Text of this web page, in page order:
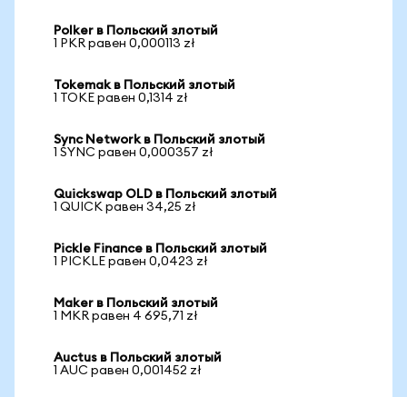
Polker в Польский злотый
1 PKR равен 0,000113 zł
Tokemak в Польский злотый
1 TOKE равен 0,1314 zł
Sync Network в Польский злотый
1 SYNC равен 0,000357 zł
Quickswap OLD в Польский злотый
1 QUICK равен 34,25 zł
Pickle Finance в Польский злотый
1 PICKLE равен 0,0423 zł
Maker в Польский злотый
1 MKR равен 4 695,71 zł
Auctus в Польский злотый
1 AUC равен 0,001452 zł